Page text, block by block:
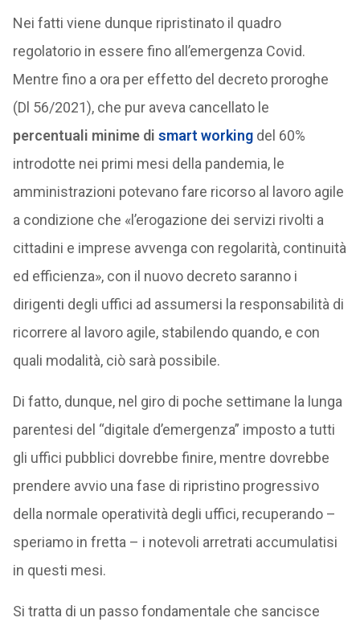
Nei fatti viene dunque ripristinato il quadro
regolatorio in essere fino all’emergenza Covid.
Mentre fino a ora per effetto del decreto proroghe
(Dl 56/2021), che pur aveva cancellato le
percentuali minime di smart workingdel 60%
introdotte nei primi mesi della pandemia, le
amministrazioni potevano fare ricorso al lavoro agile
a condizione che «l’erogazione dei servizi rivolti a
cittadini e imprese avvenga con regolarità, continuità
ed efficienza», con il nuovo decreto saranno i
dirigenti degli uffici ad assumersi la responsabilità di
ricorrere al lavoro agile, stabilendo quando, e con
quali modalità, ciò sarà possibile.
Di fatto, dunque, nel giro di poche settimane la lunga
parentesi del “digitale d’emergenza” imposto a tutti
gli uffici pubblici dovrebbe finire, mentre dovrebbe
prendere avvio una fase di ripristino progressivo
della normale operatività degli uffici, recuperando –
speriamo in fretta – i notevoli arretrati accumulatisi
in questi mesi.
Si tratta di un passo fondamentale che sancisce